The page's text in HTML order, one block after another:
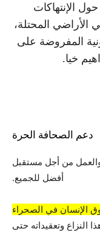
الإنتهاكات
المحتلة،
المفروضة على
خيا.
دعم الصحافة الحرة
من أجل مستقبل
أفضل للجميع.
الإنسان في الصحراء
وتعقيداته حتى